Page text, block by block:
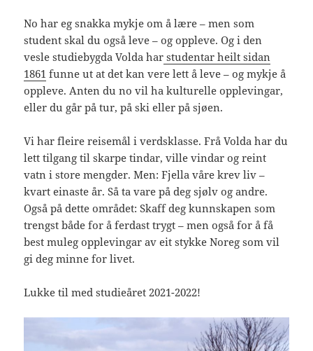
No har eg snakka mykje om å lære – men som
student skal du også leve – og oppleve. Og i den
vesle studiebygda Volda har studentar heilt sidan
1861 funne ut at det kan vere lett å leve – og mykje å
oppleve. Anten du no vil ha kulturelle opplevingar,
eller du går på tur, på ski eller på sjøen.
Vi har fleire reisemål i verdsklasse. Frå Volda har du
lett tilgang til skarpe tindar, ville vindar og reint
vatn i store mengder. Men: Fjella våre krev liv –
kvart einaste år. Så ta vare på deg sjølv og andre.
Også på dette området: Skaff deg kunnskapen som
trengst både for å ferdast trygt – men også for å få
best muleg opplevingar av eit stykke Noreg som vil
gi deg minne for livet.
Lukke til med studieåret 2021-2022!